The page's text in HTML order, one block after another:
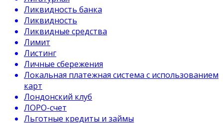
Ликвидность банка
Ликвидность
Ликвидные средства
Лимит
Листинг
Личные сбережения
Локальная платежная система с использованием
карт
Лондонский клуб
ЛОРО-счет
Льготные кредиты и займы